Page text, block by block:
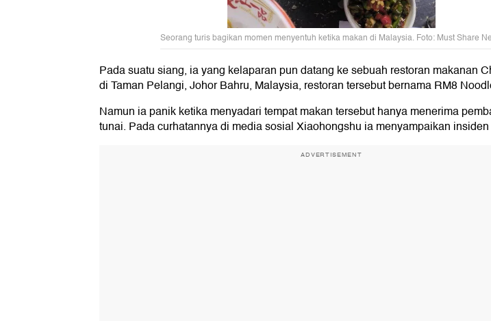
Seorang turis bagikan momen menyentuh ketika makan di Malaysia. Foto: Must Share
Pada suatu siang, ia yang kelaparan pun datang ke sebuah restoran makanan
di Taman Pelangi, Johor Bahru, Malaysia, restoran tersebut bernama RM8
Namun ia panik ketika menyadari tempat makan tersebut hanya menerima
tunai. Pada curhatannya di media sosial Xiaohongshu ia menyampaikan
ADVERTISEMENT